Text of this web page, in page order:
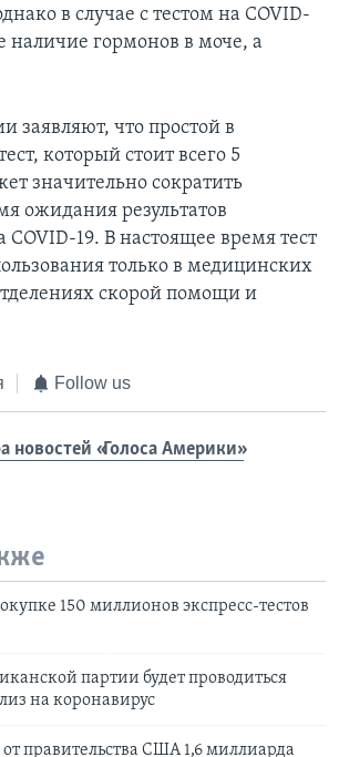
в случае с тестом на COVID-
наличие гормонов в моче, а
заявляют, что простой в
который стоит всего 5
значительно сократить
ожидания результатов
COVID-19. В настоящее время тест
только в медицинских
скорой помощи и
Follow us
новостей «Голоса Америки»
150 миллионов экспресс-тестов
партии будет проводиться
на коронавирус
правительства США 1,6 миллиарда